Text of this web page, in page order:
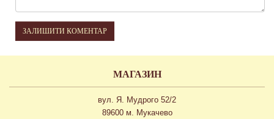
ЗАЛИШИТИ КОМЕНТАР
МАГАЗИН
вул. Я. Мудрого 52/2
89600 м. Мукачево